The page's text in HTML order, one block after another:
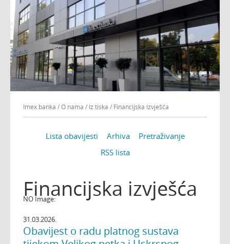
Pravne osobe 
Poslovnice
O nama 
Nekretnine
Imex banka /O nama / Iz tiska / Financijska izvješća
Lista obavijesti Arhiva
Pretraživanje
RSS lista
Financijska izvješća
NO Image:
31.03.2026.
Obavijest o radu platnog sustava